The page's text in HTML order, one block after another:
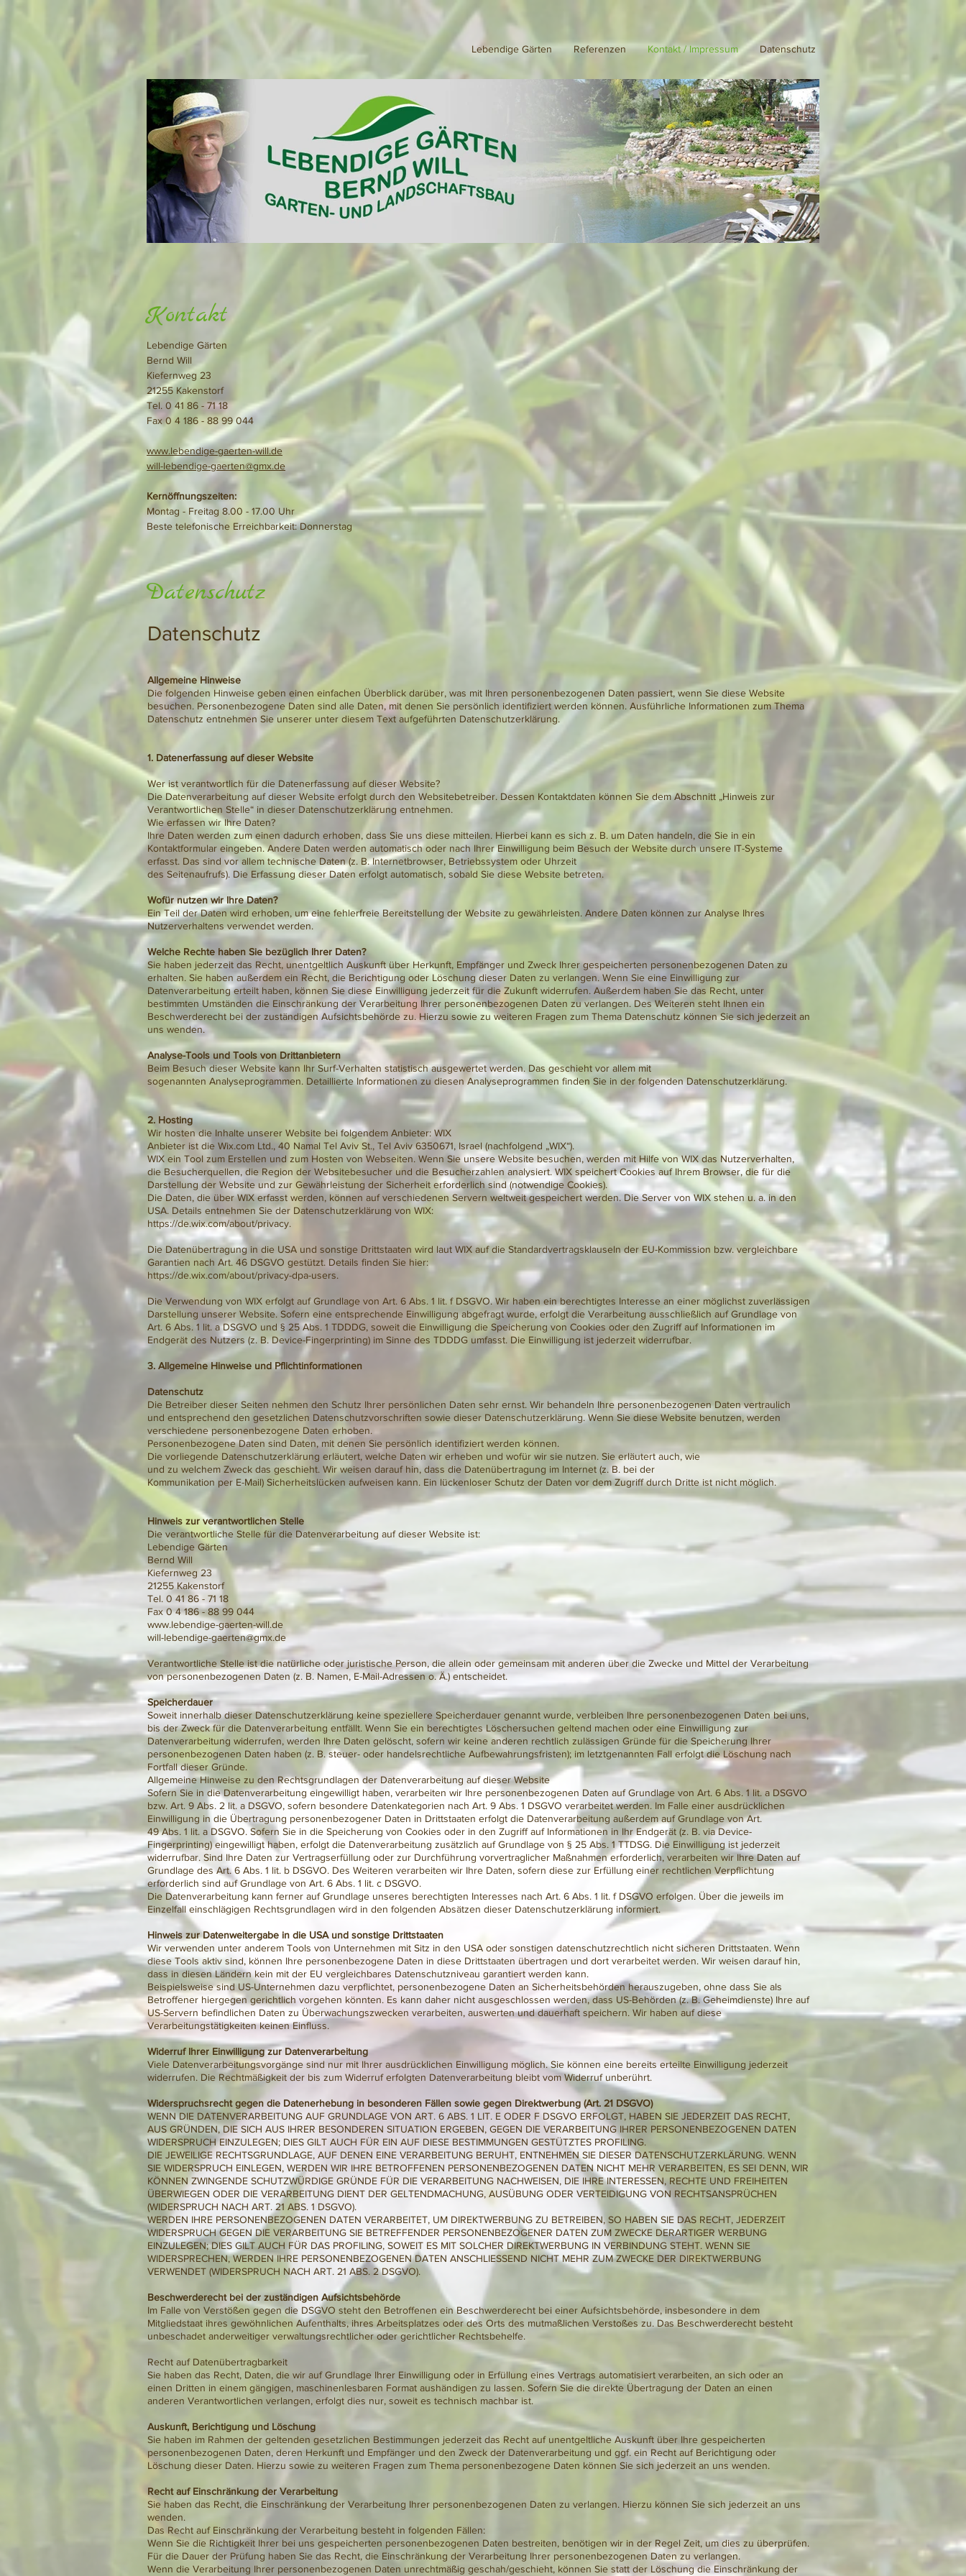
Lebendige Gärten Referenzen Kontakt / Impressum Datenschutz
Kontakt
Lebendige Gärten
Bernd Will
Kiefernweg 23
21255 Kakenstorf
Tel. 0 41 86 - 71 18
Fax 0 4 186 - 88 99 044
www.lebendige-gaerten-will.de
will-lebendige-gaerten@gmx.de
Kernöffnungszeiten:
Montag - Freitag 8.00 - 17.00 Uhr
Beste telefonische Erreichbarkeit: Donnerstag
Datenschutz
Datenschutz
Allgemeine Hinweise
Die folgenden Hinweise geben einen einfachen Überblick darüber, was mit Ihren personenbezogenen Daten passiert, wenn Sie diese Website
besuchen. Personenbezogene Daten sind alle Daten, mit denen Sie persönlich identifiziert werden können. Ausführliche Informationen zum Thema
Datenschutz entnehmen Sie unserer unter diesem Text aufgeführten Datenschutzerklärung.
1. Datenerfassung auf dieser Website
Wer ist verantwortlich für die Datenerfassung auf dieser Website?
Die Datenverarbeitung auf dieser Website erfolgt durch den Websitebetreiber. Dessen Kontaktdaten können Sie dem Abschnitt „Hinweis zur
Verantwortlichen Stelle“ in dieser Datenschutzerklärung entnehmen.
Wie erfassen wir Ihre Daten?
Ihre Daten werden zum einen dadurch erhoben, dass Sie uns diese mitteilen. Hierbei kann es sich z. B. um Daten handeln, die Sie in ein
Kontaktformular eingeben. Andere Daten werden automatisch oder nach Ihrer Einwilligung beim Besuch der Website durch unsere IT-Systeme
erfasst. Das sind vor allem technische Daten (z. B. Internetbrowser, Betriebssystem oder Uhrzeit
des Seitenaufrufs). Die Erfassung dieser Daten erfolgt automatisch, sobald Sie diese Website betreten.
Wofür nutzen wir Ihre Daten?
Ein Teil der Daten wird erhoben, um eine fehlerfreie Bereitstellung der Website zu gewährleisten. Andere Daten können zur Analyse Ihres
Nutzerverhaltens verwendet werden.
Welche Rechte haben Sie bezüglich Ihrer Daten?
Sie haben jederzeit das Recht, unentgeltlich Auskunft über Herkunft, Empfänger und Zweck Ihrer gespeicherten personenbezogenen Daten zu
erhalten. Sie haben außerdem ein Recht, die Berichtigung oder Löschung dieser Daten zu verlangen. Wenn Sie eine Einwilligung zur
Datenverarbeitung erteilt haben, können Sie diese Einwilligung jederzeit für die Zukunft widerrufen. Außerdem haben Sie das Recht, unter
bestimmten Umständen die Einschränkung der Verarbeitung Ihrer personenbezogenen Daten zu verlangen. Des Weiteren steht Ihnen ein
Beschwerderecht bei der zuständigen Aufsichtsbehörde zu. Hierzu sowie zu weiteren Fragen zum Thema Datenschutz können Sie sich jederzeit an
uns wenden.
Analyse-Tools und Tools von Drittanbietern
Beim Besuch dieser Website kann Ihr Surf-Verhalten statistisch ausgewertet werden. Das geschieht vor allem mit
sogenannten Analyseprogrammen. Detaillierte Informationen zu diesen Analyseprogrammen finden Sie in der folgenden Datenschutzerklärung.
2. Hosting
Wir hosten die Inhalte unserer Website bei folgendem Anbieter: WIX
Anbieter ist die Wix.com Ltd., 40 Namal Tel Aviv St., Tel Aviv 6350671, Israel (nachfolgend „WIX“).
WIX ein Tool zum Erstellen und zum Hosten von Webseiten. Wenn Sie unsere Website besuchen, werden mit Hilfe von WIX das Nutzerverhalten,
die Besucherquellen, die Region der Websitebesucher und die Besucherzahlen analysiert. WIX speichert Cookies auf Ihrem Browser, die für die
Darstellung der Website und zur Gewährleistung der Sicherheit erforderlich sind (notwendige Cookies).
Die Daten, die über WIX erfasst werden, können auf verschiedenen Servern weltweit gespeichert werden. Die Server von WIX stehen u. a. in den
USA. Details entnehmen Sie der Datenschutzerklärung von WIX:
https://de.wix.com/about/privacy.
Die Datenübertragung in die USA und sonstige Drittstaaten wird laut WIX auf die Standardvertragsklauseln der EU-Kommission bzw. vergleichbare
Garantien nach Art. 46 DSGVO gestützt. Details finden Sie hier:
https://de.wix.com/about/privacy-dpa-users.
Die Verwendung von WIX erfolgt auf Grundlage von Art. 6 Abs. 1 lit. f DSGVO. Wir haben ein berechtigtes Interesse an einer möglichst zuverlässigen
Darstellung unserer Website. Sofern eine entsprechende Einwilligung abgefragt wurde, erfolgt die Verarbeitung ausschließlich auf Grundlage von
Art. 6 Abs. 1 lit. a DSGVO und § 25 Abs. 1 TDDDG, soweit die Einwilligung die Speicherung von Cookies oder den Zugriff auf Informationen im
Endgerät des Nutzers (z. B. Device-Fingerprinting) im Sinne des TDDDG umfasst. Die Einwilligung ist jederzeit widerrufbar.
3. Allgemeine Hinweise und Pflichtinformationen
Datenschutz
Die Betreiber dieser Seiten nehmen den Schutz Ihrer persönlichen Daten sehr ernst. Wir behandeln Ihre personenbezogenen Daten vertraulich
und entsprechend den gesetzlichen Datenschutzvorschriften sowie dieser Datenschutzerklärung. Wenn Sie diese Website benutzen, werden
verschiedene personenbezogene Daten erhoben.
Personenbezogene Daten sind Daten, mit denen Sie persönlich identifiziert werden können.
Die vorliegende Datenschutzerklärung erläutert, welche Daten wir erheben und wofür wir sie nutzen. Sie erläutert auch, wie
und zu welchem Zweck das geschieht. Wir weisen darauf hin, dass die Datenübertragung im Internet (z. B. bei der
Kommunikation per E-Mail) Sicherheitslücken aufweisen kann. Ein lückenloser Schutz der Daten vor dem Zugriff durch Dritte ist nicht möglich.
Hinweis zur verantwortlichen Stelle
Die verantwortliche Stelle für die Datenverarbeitung auf dieser Website ist:
Lebendige Gärten
Bernd Will
Kiefernweg 23
21255 Kakenstorf
Tel. 0 41 86 - 71 18
Fax 0 4 186 - 88 99 044
www.lebendige-gaerten-will.de
will-lebendige-gaerten@gmx.de
Verantwortliche Stelle ist die natürliche oder juristische Person, die allein oder gemeinsam mit anderen über die Zwecke und Mittel der Verarbeitung
von personenbezogenen Daten (z. B. Namen, E-Mail-Adressen o. Ä.) entscheidet.
Speicherdauer
Soweit innerhalb dieser Datenschutzerklärung keine speziellere Speicherdauer genannt wurde, verbleiben Ihre personenbezogenen Daten bei uns,
bis der Zweck für die Datenverarbeitung entfällt. Wenn Sie ein berechtigtes Löschersuchen geltend machen oder eine Einwilligung zur
Datenverarbeitung widerrufen, werden Ihre Daten gelöscht, sofern wir keine anderen rechtlich zulässigen Gründe für die Speicherung Ihrer
personenbezogenen Daten haben (z. B. steuer- oder handelsrechtliche Aufbewahrungsfristen); im letztgenannten Fall erfolgt die Löschung nach
Fortfall dieser Gründe.
Allgemeine Hinweise zu den Rechtsgrundlagen der Datenverarbeitung auf dieser Website
Sofern Sie in die Datenverarbeitung eingewilligt haben, verarbeiten wir Ihre personenbezogenen Daten auf Grundlage von Art. 6 Abs. 1 lit. a DSGVO
bzw. Art. 9 Abs. 2 lit. a DSGVO, sofern besondere Datenkategorien nach Art. 9 Abs. 1 DSGVO verarbeitet werden. Im Falle einer ausdrücklichen
Einwilligung in die Übertragung personenbezogener Daten in Drittstaaten erfolgt die Datenverarbeitung außerdem auf Grundlage von Art.
49 Abs. 1 lit. a DSGVO. Sofern Sie in die Speicherung von Cookies oder in den Zugriff auf Informationen in Ihr Endgerät (z. B. via Device-
Fingerprinting) eingewilligt haben, erfolgt die Datenverarbeitung zusätzlich auf Grundlage von § 25 Abs. 1 TTDSG. Die Einwilligung ist jederzeit
widerrufbar. Sind Ihre Daten zur Vertragserfüllung oder zur Durchführung vorvertraglicher Maßnahmen erforderlich, verarbeiten wir Ihre Daten auf
Grundlage des Art. 6 Abs. 1 lit. b DSGVO. Des Weiteren verarbeiten wir Ihre Daten, sofern diese zur Erfüllung einer rechtlichen Verpflichtung
erforderlich sind auf Grundlage von Art. 6 Abs. 1 lit. c DSGVO.
Die Datenverarbeitung kann ferner auf Grundlage unseres berechtigten Interesses nach Art. 6 Abs. 1 lit. f DSGVO erfolgen. Über die jeweils im
Einzelfall einschlägigen Rechtsgrundlagen wird in den folgenden Absätzen dieser Datenschutzerklärung informiert.
Hinweis zur Datenweitergabe in die USA und sonstige Drittstaaten
Wir verwenden unter anderem Tools von Unternehmen mit Sitz in den USA oder sonstigen datenschutzrechtlich nicht sicheren Drittstaaten. Wenn
diese Tools aktiv sind, können Ihre personenbezogene Daten in diese Drittstaaten übertragen und dort verarbeitet werden. Wir weisen darauf hin,
dass in diesen Ländern kein mit der EU vergleichbares Datenschutzniveau garantiert werden kann.
Beispielsweise sind US-Unternehmen dazu verpflichtet, personenbezogene Daten an Sicherheitsbehörden herauszugeben, ohne dass Sie als
Betroffener hiergegen gerichtlich vorgehen könnten. Es kann daher nicht ausgeschlossen werden, dass US-Behörden (z. B. Geheimdienste) Ihre auf
US-Servern befindlichen Daten zu Überwachungszwecken verarbeiten, auswerten und dauerhaft speichern. Wir haben auf diese
Verarbeitungstätigkeiten keinen Einfluss.
Widerruf Ihrer Einwilligung zur Datenverarbeitung
Viele Datenverarbeitungsvorgänge sind nur mit Ihrer ausdrücklichen Einwilligung möglich. Sie können eine bereits erteilte Einwilligung jederzeit
widerrufen. Die Rechtmäßigkeit der bis zum Widerruf erfolgten Datenverarbeitung bleibt vom Widerruf unberührt.
Widerspruchsrecht gegen die Datenerhebung in besonderen Fällen sowie gegen Direktwerbung (Art. 21 DSGVO)
WENN DIE DATENVERARBEITUNG AUF GRUNDLAGE VON ART. 6 ABS. 1 LIT. E ODER F DSGVO ERFOLGT, HABEN SIE JEDERZEIT DAS RECHT,
AUS GRÜNDEN, DIE SICH AUS IHRER BESONDEREN SITUATION ERGEBEN, GEGEN DIE VERARBEITUNG IHRER PERSONENBEZOGENEN DATEN
WIDERSPRUCH EINZULEGEN; DIES GILT AUCH FÜR EIN AUF DIESE BESTIMMUNGEN GESTÜTZTES PROFILING.
DIE JEWEILIGE RECHTSGRUNDLAGE, AUF DENEN EINE VERARBEITUNG BERUHT, ENTNEHMEN SIE DIESER DATENSCHUTZERKLÄRUNG. WENN
SIE WIDERSPRUCH EINLEGEN, WERDEN WIR IHRE BETROFFENEN PERSONENBEZOGENEN DATEN NICHT MEHR VERARBEITEN, ES SEI DENN, WIR
KÖNNEN ZWINGENDE SCHUTZWÜRDIGE GRÜNDE FÜR DIE VERARBEITUNG NACHWEISEN, DIE IHRE INTERESSEN, RECHTE UND FREIHEITEN
ÜBERWIEGEN ODER DIE VERARBEITUNG DIENT DER GELTENDMACHUNG, AUSÜBUNG ODER VERTEIDIGUNG VON RECHTSANSPRÜCHEN
(WIDERSPRUCH NACH ART. 21 ABS. 1 DSGVO).
WERDEN IHRE PERSONENBEZOGENEN DATEN VERARBEITET, UM DIREKTWERBUNG ZU BETREIBEN, SO HABEN SIE DAS RECHT, JEDERZEIT
WIDERSPRUCH GEGEN DIE VERARBEITUNG SIE BETREFFENDER PERSONENBEZOGENER DATEN ZUM ZWECKE DERARTIGER WERBUNG
EINZULEGEN; DIES GILT AUCH FÜR DAS PROFILING, SOWEIT ES MIT SOLCHER DIREKTWERBUNG IN VERBINDUNG STEHT. WENN SIE
WIDERSPRECHEN, WERDEN IHRE PERSONENBEZOGENEN DATEN ANSCHLIESSEND NICHT MEHR ZUM ZWECKE DER DIREKTWERBUNG
VERWENDET (WIDERSPRUCH NACH ART. 21 ABS. 2 DSGVO).
Beschwerderecht bei der zuständigen Aufsichtsbehörde
Im Falle von Verstößen gegen die DSGVO steht den Betroffenen ein Beschwerderecht bei einer Aufsichtsbehörde, insbesondere in dem
Mitgliedstaat ihres gewöhnlichen Aufenthalts, ihres Arbeitsplatzes oder des Orts des mutmaßlichen Verstoßes zu. Das Beschwerderecht besteht
unbeschadet anderweitiger verwaltungsrechtlicher oder gerichtlicher Rechtsbehelfe.
Recht auf Datenübertragbarkeit
Sie haben das Recht, Daten, die wir auf Grundlage Ihrer Einwilligung oder in Erfüllung eines Vertrags automatisiert verarbeiten, an sich oder an
einen Dritten in einem gängigen, maschinenlesbaren Format aushändigen zu lassen. Sofern Sie die direkte Übertragung der Daten an einen
anderen Verantwortlichen verlangen, erfolgt dies nur, soweit es technisch machbar ist.
Auskunft, Berichtigung und Löschung
Sie haben im Rahmen der geltenden gesetzlichen Bestimmungen jederzeit das Recht auf unentgeltliche Auskunft über Ihre gespeicherten
personenbezogenen Daten, deren Herkunft und Empfänger und den Zweck der Datenverarbeitung und ggf. ein Recht auf Berichtigung oder
Löschung dieser Daten. Hierzu sowie zu weiteren Fragen zum Thema personenbezogene Daten können Sie sich jederzeit an uns wenden.
Recht auf Einschränkung der Verarbeitung
Sie haben das Recht, die Einschränkung der Verarbeitung Ihrer personenbezogenen Daten zu verlangen. Hierzu können Sie sich jederzeit an uns
wenden.
Das Recht auf Einschränkung der Verarbeitung besteht in folgenden Fällen:
Wenn Sie die Richtigkeit Ihrer bei uns gespeicherten personenbezogenen Daten bestreiten, benötigen wir in der Regel Zeit, um dies zu überprüfen.
Für die Dauer der Prüfung haben Sie das Recht, die Einschränkung der Verarbeitung Ihrer personenbezogenen Daten zu verlangen.
Wenn die Verarbeitung Ihrer personenbezogenen Daten unrechtmäßig geschah/geschieht, können Sie statt der Löschung die Einschränkung der